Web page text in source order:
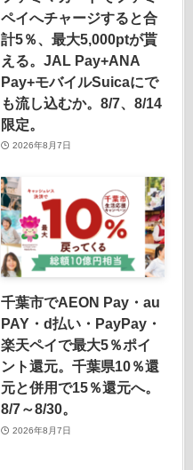
ペイへチャージすると合
計5％、最大5,000ptが貰
える。JAL Pay+ANA
Pay+モバイルSuicaにで
も流し込むか。8/7、8/14
限定。
2026年8月7日
千葉市でAEON Pay・au
PAY・d払い・PayPay・
楽天ペイで最大5％ポイ
ント還元。千葉県10％還
元と併用で15％還元へ。
8/7～8/30。
2026年8月7日